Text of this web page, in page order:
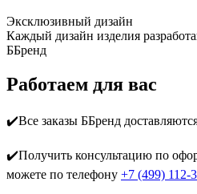
Эксклюзивный дизайн
Каждый дизайн изделия
ББренд
Работаем для вас
✔️Все заказы ББренд
✔️Получить консультацию по
можете по телефону +7 (499) 112-